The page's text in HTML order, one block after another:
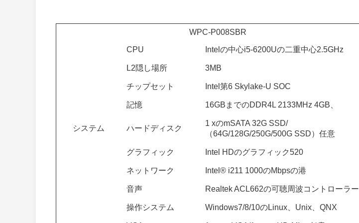
WPC-P008SBR
システム
CPU Intelの中心i5-6200Uの二重中心2.5GHz
L2隠し場所 3MB
チップセット Intel第6 Skylake-U SOC
記憶 16GBまでのDDR4L 2133MHz 4GB、
ハードディスク
1 xのmSATA 32G SSD/
（64G/128G/250G/500G SSD）任意
グラフィック Intel HDのグラフィック520
ネットワーク Intel® i211 1000のMbpsの港
音声 Realtek ACL662の可聴周波コントローラー
操作システム Windows7/8/10のLinux、Unix、QNX